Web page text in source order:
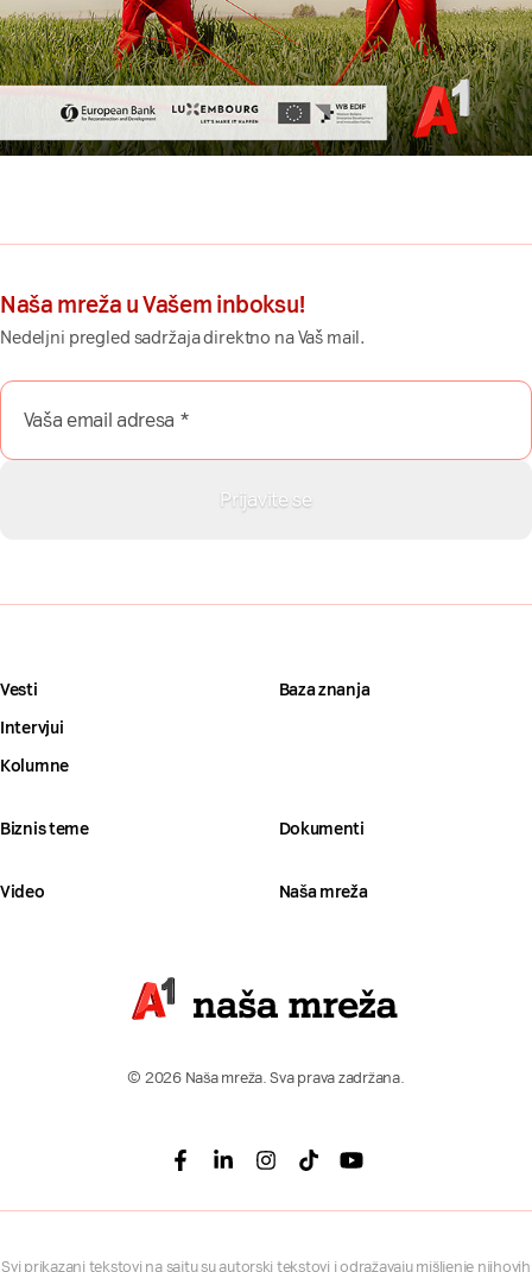
Naša mreža u Vašem inboksu!
Nedeljni pregled sadržaja direktno na Vaš mail.
Vesti
Intervjui
Kolumne
Baza znanja
Biznis teme Dokumenti
Video Naša mreža
© 2026 Naša mreža. Sva prava zadržana.
Facebook
LinkedinInstagram
TiktokYoutube
Svi prikazani tekstovi na sajtu su autorski tekstovi i odražavaju mišljenje njihovih